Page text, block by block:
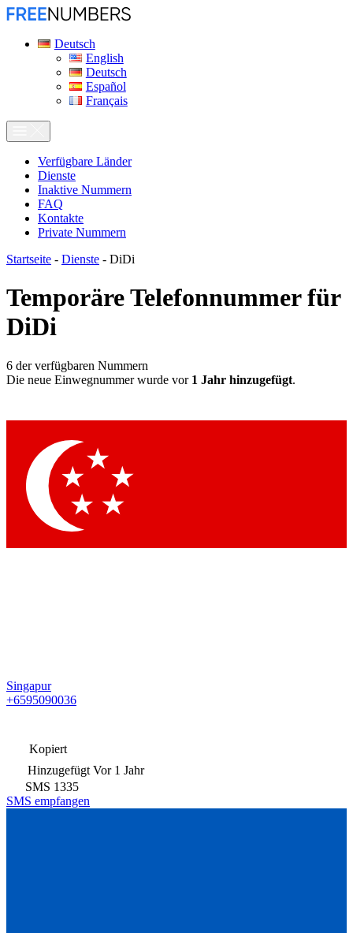
Deutsch
English
Deutsch
Español
Français
Verfügbare Länder
Dienste
Inaktive Nummern
FAQ
Kontakte
Private Nummern
Startseite - Dienste - DiDi
Temporäre Telefonnummer für
DiDi
6 der verfügbaren Nummern
Die neue Einwegnummer wurde vor 1 Jahr hinzugefügt.
Singapur
+6595090036
Kopiert
Hinzugefügt Vor 1 Jahr
SMS 1335
SMS empfangen